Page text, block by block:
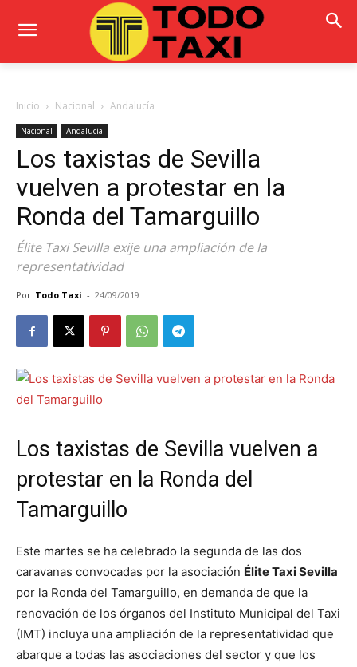
Inicio Nacional Andalucía
Nacional Andalucía
Los taxistas de Sevilla
vuelven a protestar en la
Ronda del Tamarguillo
Élite Taxi Sevilla exije una ampliación de la
representatividad
Por Todo Taxi - 24/09/2019
Los taxistas de Sevilla vuelven a
protestar en la Ronda del
Tamarguillo
Este martes se ha celebrado la segunda de las dos
caravanas convocadas por la asociación Élite Taxi Sevilla
por la Ronda del Tamarguillo, en demanda de que la
renovación de los órganos del Instituto Municipal del Taxi
(IMT) incluya una ampliación de la representatividad que
abarque a todas las asociaciones del sector y que los